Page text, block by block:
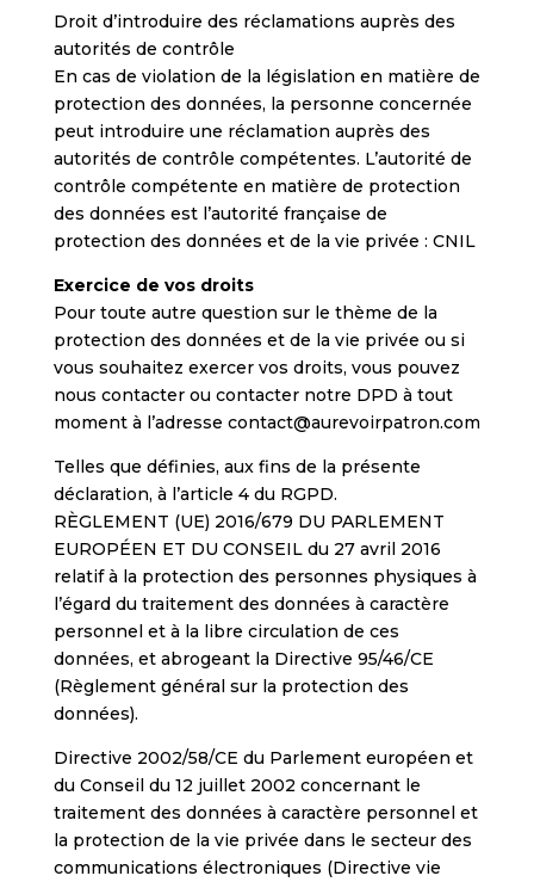
Droit d’introduire des réclamations auprès des
autorités de contrôle
En cas de violation de la législation en matière de
protection des données, la personne concernée
peut introduire une réclamation auprès des
autorités de contrôle compétentes. L’autorité de
contrôle compétente en matière de protection
des données est l’autorité française de
protection des données et de la vie privée : CNIL
Exercice de vos droits
Pour toute autre question sur le thème de la
protection des données et de la vie privée ou si
vous souhaitez exercer vos droits, vous pouvez
nous contacter ou contacter notre DPD à tout
moment à l’adresse contact@aurevoirpatron.com
Telles que définies, aux fins de la présente
déclaration, à l’article 4 du RGPD.
RÈGLEMENT (UE) 2016/679 DU PARLEMENT
EUROPÉEN ET DU CONSEIL du 27 avril 2016
relatif à la protection des personnes physiques à
l’égard du traitement des données à caractère
personnel et à la libre circulation de ces
données, et abrogeant la Directive 95/46/CE
(Règlement général sur la protection des
données).
Directive 2002/58/CE du Parlement européen et
du Conseil du 12 juillet 2002 concernant le
traitement des données à caractère personnel et
la protection de la vie privée dans le secteur des
communications électroniques (Directive vie